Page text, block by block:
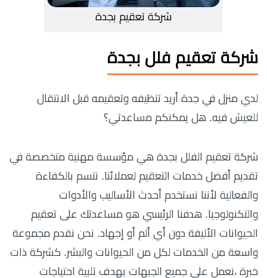
شركة تعقيم بجدة
شركة تعقيم فلل بجدة
لدي منزل في جدة أريد تنظيفه وتعقيمه قبل الانتقال
للعيش فيه. هل يمكنكم مساعدتي؟
شركة تعقيم الفلل بجدة هي مؤسسة مهنية متخصصة في
تقديم أفضل خدمات التعقيم لعملائنا. نتسم بالكفاءة
والفعالية لأننا نستخدم أحدث الأساليب والأدوات
والتكنولوجيا. هدفنا الرئيسي هو مساعدتك على تعقيم
الحيوانات الأليفة دون أي ألم أو إجهاد. نحن نقدم مجموعة
واسعة من الخدمات لكل من الحيوانات والبشر. كشركة ذات
خبرة ،نعمل على جميع الجبهات بهدف تلبية احتياجات